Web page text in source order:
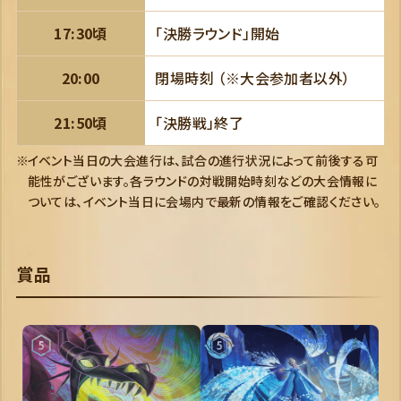
17:30頃 「決勝ラウンド」開始
20:00 閉場時刻 （※大会参加者以外）
21:50頃 「決勝戦」終了
イベント当日の大会進行は、試合の進行状況によって前後する可
能性がございます。各ラウンドの対戦開始時刻などの大会情報に
ついては、イベント当日に会場内で最新の情報をご確認ください。
賞品